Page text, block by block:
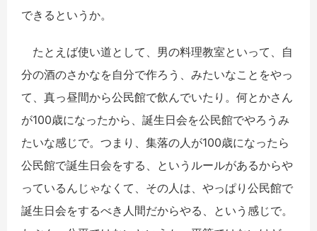
できるというか。
たとえば使い道として、男の料理教室といって、自
分の酒のさかなを自分で作ろう、みたいなことをやっ
て、真っ昼間から公民館で飲んでいたり。何とかさん
が100歳になったから、誕生日会を公民館でやろうみ
たいな感じで。つまり、集落の人が100歳になったら
公民館で誕生日会をする、というルールがあるからや
っているんじゃなくて、その人は、やっぱり公民館で
誕生日会をするべき人間だからやる、という感じで。